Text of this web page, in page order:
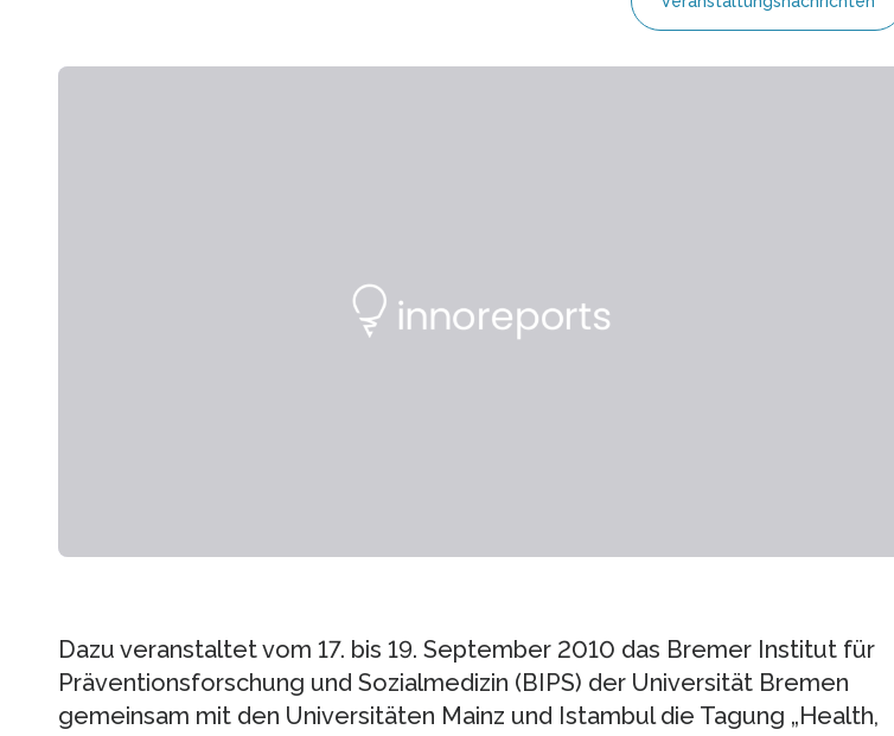
Dazu veranstaltet vom 17. bis 19. September 2010 das Bremer Institut für
Präventionsforschung und Sozialmedizin (BIPS) der Universität Bremen
gemeinsam mit den Universitäten Mainz und Istambul die Tagung „Health,